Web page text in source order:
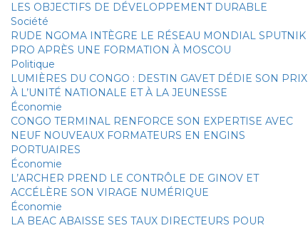
LES OBJECTIFS DE DÉVELOPPEMENT DURABLE
Société
RUDE NGOMA INTÈGRE LE RÉSEAU MONDIAL SPUTNIK
PRO APRÈS UNE FORMATION À MOSCOU
Politique
LUMIÈRES DU CONGO : DESTIN GAVET DÉDIE SON PRIX
À L’UNITÉ NATIONALE ET À LA JEUNESSE
Économie
CONGO TERMINAL RENFORCE SON EXPERTISE AVEC
NEUF NOUVEAUX FORMATEURS EN ENGINS
PORTUAIRES
Économie
L’ARCHER PREND LE CONTRÔLE DE GINOV ET
ACCÉLÈRE SON VIRAGE NUMÉRIQUE
Économie
LA BEAC ABAISSE SES TAUX DIRECTEURS POUR